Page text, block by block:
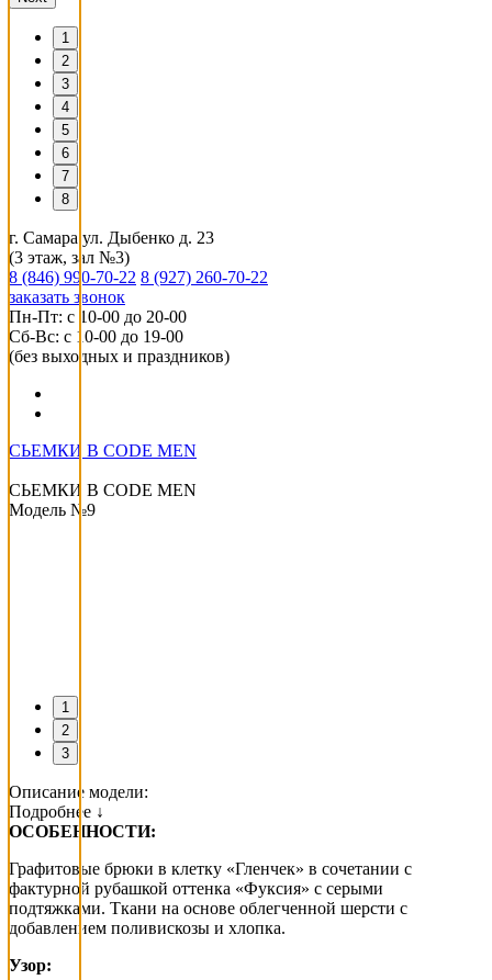
1
2
3
4
5
6
7
8
г. Самара ул. Дыбенко д. 23
(3 этаж, зал №3)
8 (846) 990-70-22 8 (927) 260-70-22
заказать звонок
Пн-Пт: с 10-00 до 20-00
Сб-Вс: с 10-00 до 19-00
(без выходных и праздников)
СЬЕМКИ В СODE MEN
СЬЕМКИ В СODE MEN
Модель №9
1
2
3
Описание модели:
Подробнее ↓
ОСОБЕННОСТИ:
Графитовые брюки в клетку «Гленчек» в сочетании с
фактурной рубашкой оттенка «Фуксия» с серыми
подтяжками. Ткани на основе облегченной шерсти с
добавлением поливискозы и хлопка.
Узор: